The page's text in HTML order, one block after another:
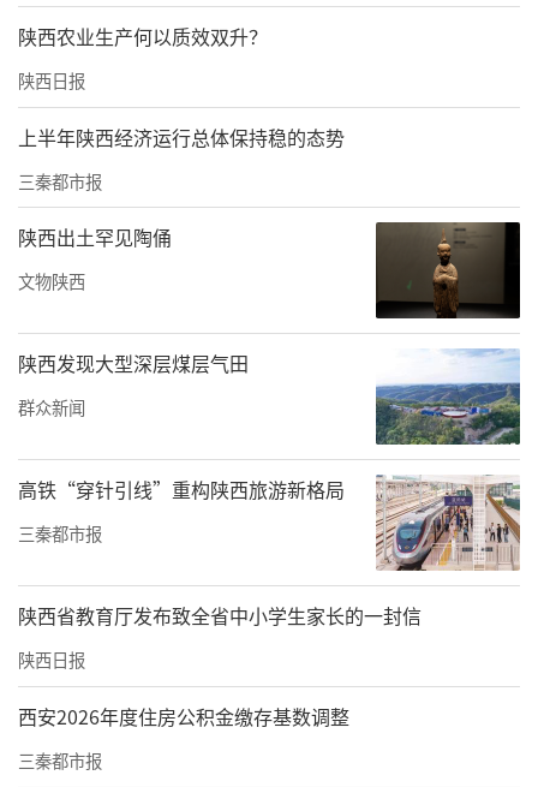
颁奖活动将于9月27日至28日在安康集中举行。
届时，将汇聚优秀设计作品、行业专家、企业
代表和新闻媒体，共同见证大赛各项奖项的诞
生，探讨汉服文化与产业融合发展的未来路
径。
近年来，我市积极承接中东部产业转移，主动
融入省级纺织服装产业链，聚力打造纺织服装
全产业链基地，纺织服装产业已形成涵盖蚕桑
种养、缫丝纺纱、服装家纺、纺织机械等多领
域的特色产业链。截至2024年，全市纺织服装
类规上工业企业达53户，实现总产值26.8亿
元。今年1至8月，产值达17.56亿元，同比增长
陕西农业生产何以质效双升？
陕西日报
上半年陕西经济运行总体保持稳的态势
三秦都市报
陕西出土罕见陶俑
文物陕西
陕西发现大型深层煤层气田
群众新闻
高铁“穿针引线”重构陕西旅游新格局
三秦都市报
陕西省教育厅发布致全省中小学生家长的一封信
陕西日报
西安2026年度住房公积金缴存基数调整
三秦都市报